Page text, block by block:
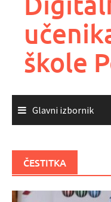
škole
Glavni izbornik
ČESTITKA